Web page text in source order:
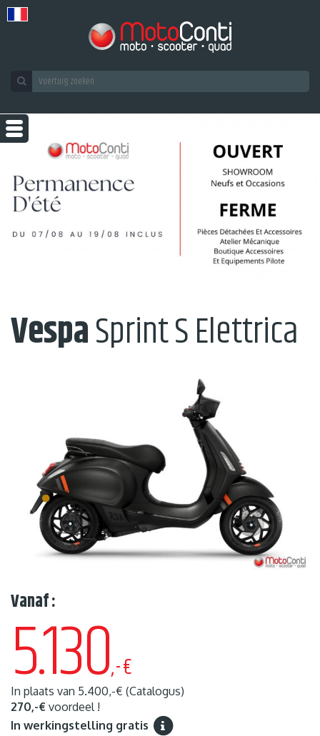
VespaSprint S Elettrica
Vanaf :
5.130,-€
In plaats van 5.400,-€ (Catalogus)
270,-€ voordeel !
In werkingstelling gratis